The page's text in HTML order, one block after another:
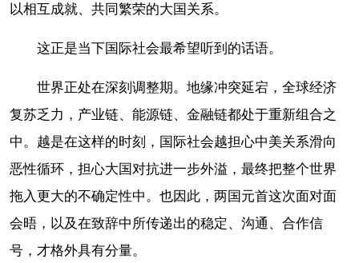
以相互成就、共同繁荣的大国关系。
这正是当下国际社会最希望听到的话语。
世界正处在深刻调整期。地缘冲突延宕，全球经济
复苏乏力，产业链、能源链、金融链都处于重新组合之
中。越是在这样的时刻，国际社会越担心中美关系滑向
恶性循环，担心大国对抗进一步外溢，最终把整个世界
拖入更大的不确定性中。也因此，两国元首这次面对面
会晤，以及在致辞中所传递出的稳定、沟通、合作信
号，才格外具有分量。